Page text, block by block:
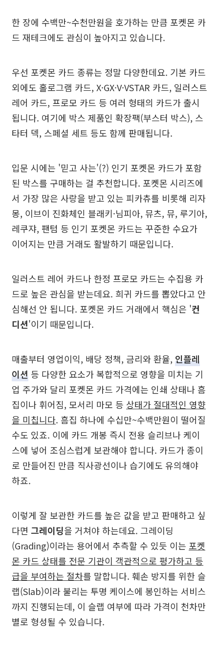
한 장에 수백만~수천만원을 호가하는 만큼 포켓몬 카
드 재테크에도 관심이 높아지고 있습니다.
우선 포켓몬 카드 종류는 정말 다양한데요. 기본 카드
외에도 홀로그램 카드, X·GX·V·VSTAR 카드, 일러스트
레어 카드, 프로모 카드 등 여러 형태의 카드가 출시
됩니다. 여기에 박스 제품인 확장팩(부스터 박스), 스
타터 덱, 스페셜 세트 등도 함께 판매됩니다.
입문 시에는 '믿고 사는'(?) 인기 포켓몬 카드가 포함
된 박스를 구매하는 걸 추천합니다. 포켓몬 시리즈에
서 가장 많은 사랑을 받고 있는 피카츄를 비롯해 리자
몽, 이브이 진화체인 블래키·님피아, 뮤츠, 뮤, 루기아,
레쿠쟈, 팬텀 등 인기 포켓몬 카드는 꾸준한 수요가
이어지는 만큼 거래도 활발하기 때문입니다.
일러스트 레어 카드나 한정 프로모 카드는 수집용 카
드로 높은 관심을 받는데요. 희귀 카드를 뽑았다고 안
심해선 안 됩니다. 포켓몬 카드 거래에서 핵심은 '컨
디션'이기 때문입니다.
매출부터 영업이익, 배당 정책, 금리와 환율, 인플레
이션 등 다양한 요소가 복합적으로 영향을 미치는 기
업 주가와 달리 포켓몬 카드 가격에는 인쇄 상태나 흠
집이나 휘어짐, 모서리 마모 등 상태가 절대적인 영향
을 미칩니다. 흠집 하나에 수십만~수백만원이 떨어질
수도 있죠. 이에 카드 개봉 즉시 전용 슬리브나 케이
스에 넣어 조심스럽게 보관해야 합니다. 카드가 종이
로 만들어진 만큼 직사광선이나 습기에도 유의해야
하죠.
이렇게 잘 보관한 카드를 높은 값을 받고 판매하고 싶
다면 그레이딩을 거쳐야 하는데요. 그레이딩
(Grading)이라는 용어에서 추측할 수 있듯 이는 포켓
몬 카드 상태를 전문 기관이 객관적으로 평가하고 등
급을 부여하는 절차를 말합니다. 훼손 방지를 위한 슬
랩(Slab)이라 불리는 투명 케이스에 봉인하는 서비스
까지 진행되는데, 이 슬랩 여부에 따라 가격이 천차만
별로 형성될 수 있습니다.